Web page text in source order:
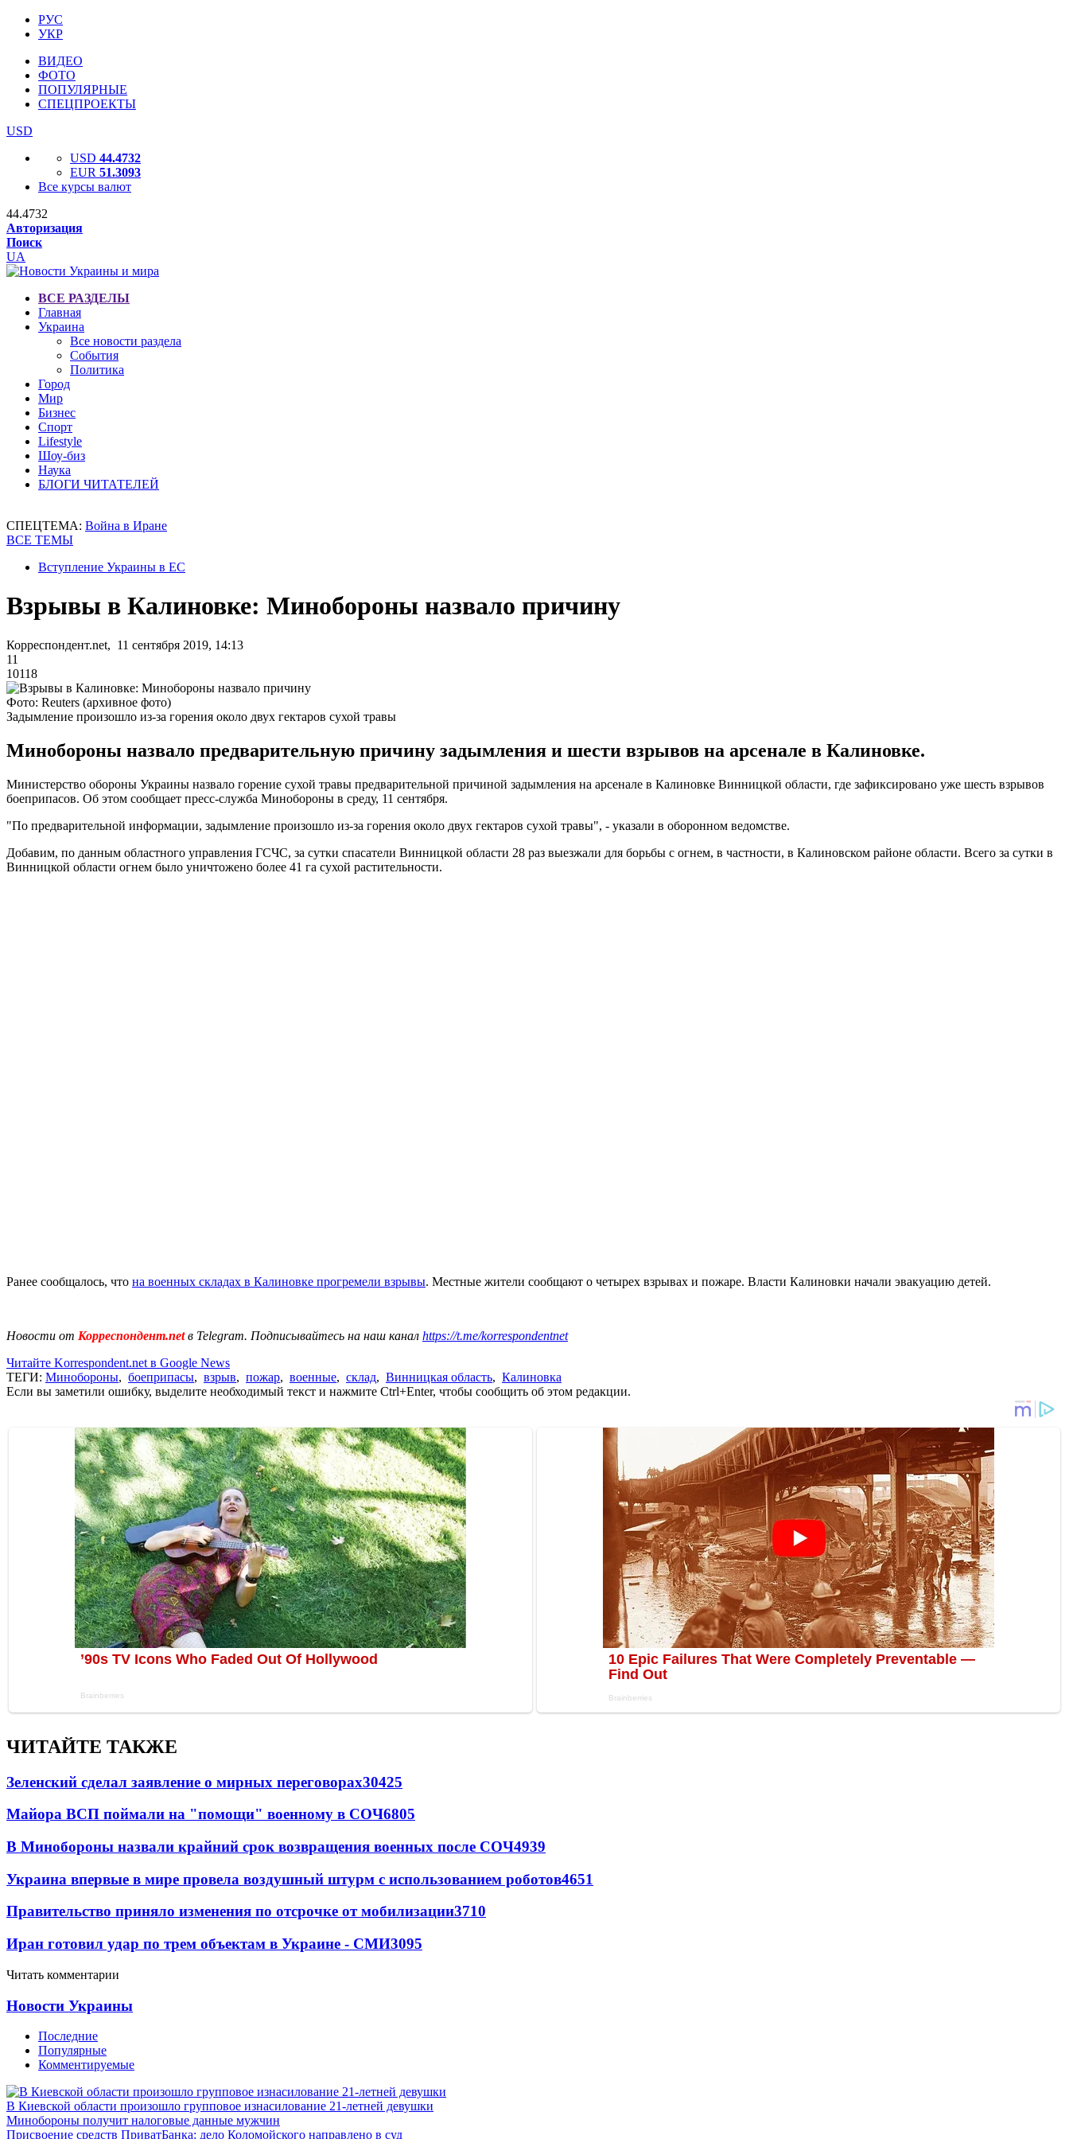
РУС
УКР
ВИДЕО
ФОТО
ПОПУЛЯРНЫЕ
СПЕЦПРОЕКТЫ
USD
USD 44.4732
EUR 51.3093
Все курсы валют
44.4732
Авторизация
Поиск
UA
ВСЕ РАЗДЕЛЫ
Главная
Украина
Все новости раздела
События
Политика
Город
Мир
Бизнес
Спорт
Lifestyle
Шоу-биз
Наука
БЛОГИ ЧИТАТЕЛЕЙ
СПЕЦТЕМА: Война в Иране
ВСЕ ТЕМЫ
Вступление Украины в ЕС
Взрывы в Калиновке: Минобороны назвало причину
Корреспондент.net, 11 сентября 2019, 14:13
11
10118
Фото: Reuters (архивное фото)
Задымление произошло из-за горения около двух гектаров сухой травы
Минобороны назвало предварительную причину задымления и шести взрывов на арсенале в Калиновке.
Министерство обороны Украины назвало горение сухой травы предварительной причиной задымления на арсенале в Калиновке Винницкой области, где зафиксировано уже шесть взрывов
боеприпасов. Об этом сообщает пресс-служба Минобороны в среду, 11 сентября.
"По предварительной информации, задымление произошло из-за горения около двух гектаров сухой травы", - указали в оборонном ведомстве.
Добавим, по данным областного управления ГСЧС, за сутки спасатели Винницкой области 28 раз выезжали для борьбы с огнем, в частности, в Калиновском районе области. Всего за сутки в
Винницкой области огнем было уничтожено более 41 га сухой растительности.
Ранее сообщалось, что на военных складах в Калиновке прогремели взрывы. Местные жители сообщают о четырех взрывах и пожаре. Власти Калиновки начали эвакуацию детей.
Новости от Корреспондент.netв Telegram. Подписывайтесь на наш канал https://t.me/korrespondentnet
Читайте Korrespondent.net в Google News
ТЕГИ: Минобороны, боеприпасы, взрыв, пожар, военные, склад, Винницкая область, Калиновка
Если вы заметили ошибку, выделите необходимый текст и нажмите Ctrl+Enter, чтобы сообщить об этом редакции.
ЧИТАЙТЕ ТАКЖЕ
Зеленский сделал заявление о мирных переговорах30425
Майора ВСП поймали на "помощи" военному в СОЧ6805
В Минобороны назвали крайний срок возвращения военных после СОЧ4939
Украина впервые в мире провела воздушный штурм с использованием роботов4651
Правительство приняло изменения по отсрочке от мобилизации3710
Иран готовил удар по трем объектам в Украине - СМИ3095
Читать комментарии
Новости Украины
Последние
Популярные
Комментируемые
В Киевской области произошло групповое изнасилование 21-летней девушки
Минобороны получит налоговые данные мужчин
Присвоение средств ПриватБанка: дело Коломойского направлено в суд